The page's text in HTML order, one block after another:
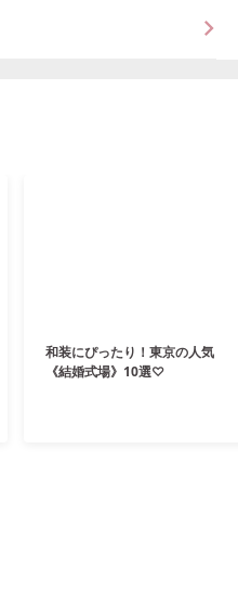
和装にぴったり！東京の人気
《結婚式場》10選♡